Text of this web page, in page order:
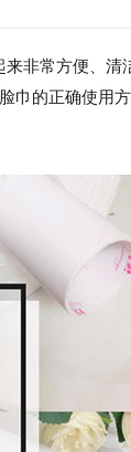
非常方便、清
巾的正确使用